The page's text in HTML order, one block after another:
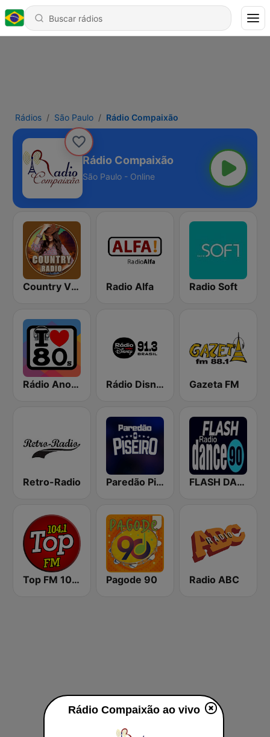
Rádios São Paulo Rádio Compaixão
Rádio Compaixão
São Paulo - Online
Country Vibes Radio Alfa Radio Soft
Rádio Anos 80s Rádio Disney Gazeta FM
Retro-Radio Paredão Piseiro FLASH DANCE 90
Top FM 104.1 Pagode 90 Radio ABC
Rádio Compaixão ao vivo